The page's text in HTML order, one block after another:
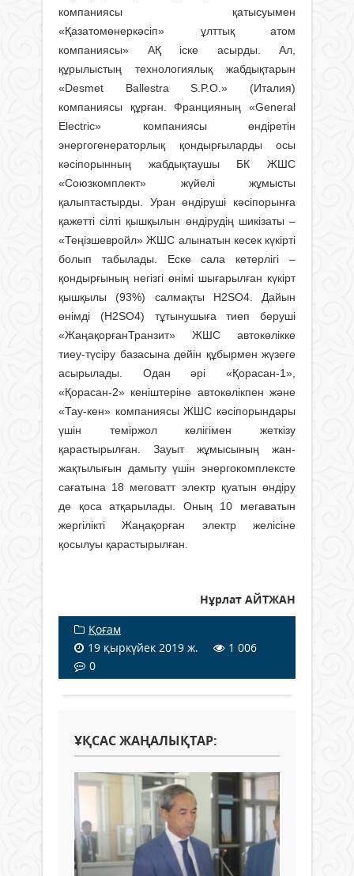
компаниясы қатысуымен
«Қазатомөнеркәсіп» ұлттық атом
компаниясы» АҚ іске асырды. Ал,
құрылыстың технологиялық жабдықтарын
«Desmet Ballestra S.P.O.» (Италия)
компаниясы құрған. Францияның «General
Electric» компаниясы өндіретін
энергогенераторлық қондырғыларды осы
кәсіпорынның жабдықтаушы БК ЖШС
«Союзкомплект» жүйелі жұмысты
қалыптастырды. Уран өндіруші кәсіпорынға
қажетті сілті қышқылын өндірудің шикізаты –
«Теңізшевройл» ЖШС алынатын кесек күкірті
болып табылады. Еске сала кетерлігі –
қондырғының негізгі өнімі шығарылған күкірт
қышқылы (93%) салмақты Н2SO4. Дайын
өнімді (Н2SO4) тұтынушыға тиеп беруші
«ЖаңақорғанТранзит» ЖШС автокөлікке
тиеу-түсіру базасына дейін құбырмен жүзеге
асырылады. Одан әрі «Қорасан-1»,
«Қорасан-2» кеніштеріне автокөлікпен және
«Тау-кен» компаниясы ЖШС кәсіпорындары
үшін теміржол көлігімен жеткізу
қарастырылған. Зауыт жұмысының жан-
жақтылығын дамыту үшін энергокомплексте
сағатына 18 меговатт электр қуатын өндіру
де қоса атқарылады. Оның 10 мегаватын
жергілікті Жаңақорған электр желісіне
қосылуы қарастырылған.
Нұрлат АЙТЖАН
Қоғам
19 қыркүйек 2019 ж.
1 006
0
ҰҚСАС ЖАҢАЛЫҚТАР: